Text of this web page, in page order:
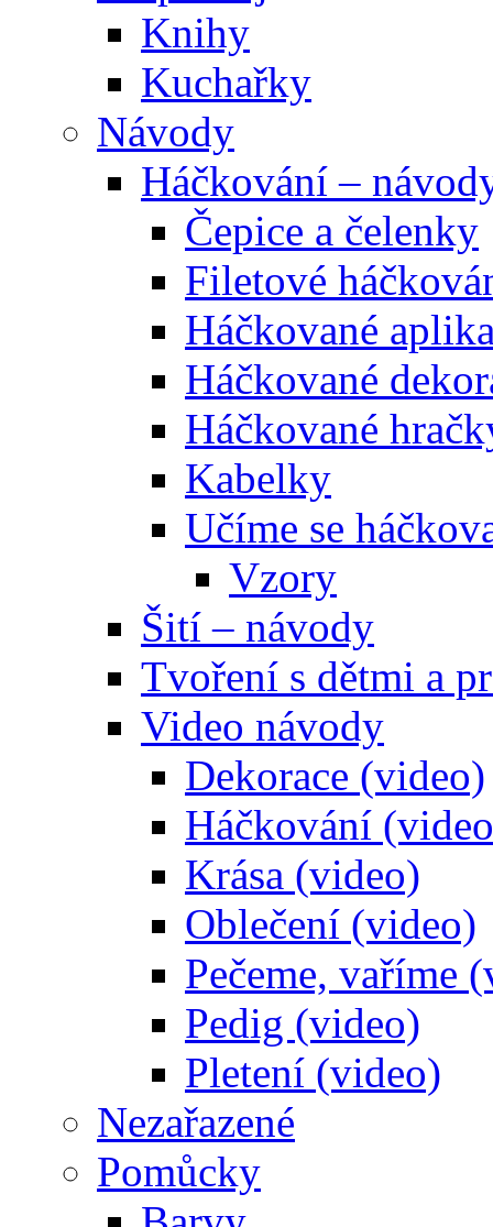
Knihy
Kuchařky
Návody
Háčkování –
Čepice a čelenky
Filetové
Háčkované
Háčkované
Háčkované
Kabelky
Učíme se
Vzory
Šití – návody
Tvoření s dětmi a
Video návody
Dekorace (video)
Háčkování
Krása (video)
Oblečení (video)
Pečeme, vaříme
Pedig (video)
Pletení (video)
Nezařazené
Pomůcky